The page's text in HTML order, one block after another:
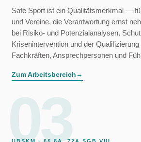
Safe Sport ist ein Qualitätsmerkmal —
und Vereine, die Verantwortung ernst
bei Risiko- und Potenzialanalysen,
Krisenintervention und der
Fachkräften, Ansprechpersonen und
Zum Arbeitsbereich→
03